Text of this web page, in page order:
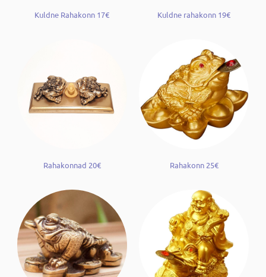
Kuldne Rahakonn 17€ Kuldne rahakonn 19€
Rahakonnad 20€ Rahakonn 25€